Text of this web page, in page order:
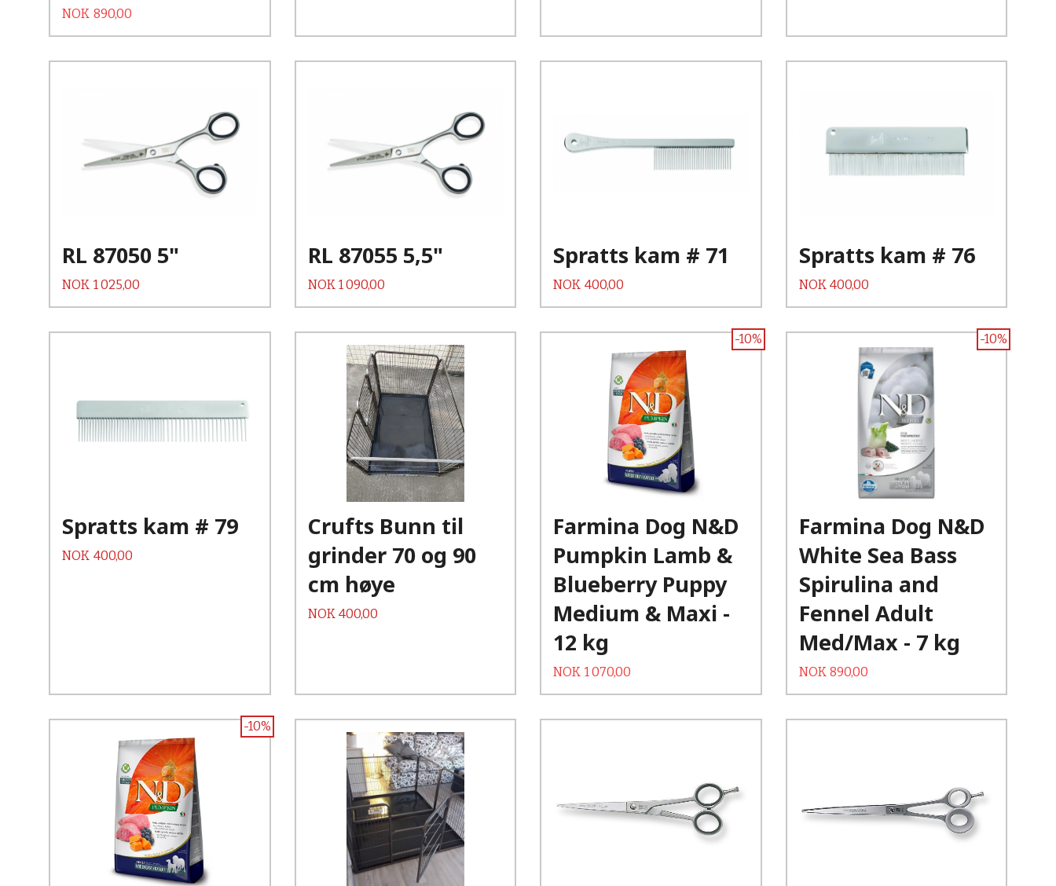
Tilbud
NOK 890,00Rabatt
RL 87050 5"
Pris
NOK 1 025,00
Kjøp
RL 87055 5,5"
Pris
NOK 1 090,00
Kjøp
Spratts kam # 71
Pris
NOK 400,00
Spratts kam # 76
Pris
NOK 400,00
Kjøp
Spratts kam # 79
Pris
NOK 400,00
Crufts Bunn til
grinder 70 og 90
cm høye
Pris
NOK 400,00
Kjøp
Farmina Dog N&D
Pumpkin Lamb &
Blueberry Puppy
Medium & Maxi -
12 kg
Tilbud
NOK 1 070,00Rabatt
-10%
Kjøp
Farmina Dog N&D
White Sea Bass
Spirulina and
Fennel Adult
Med/Max - 7 kg
Tilbud
NOK 890,00
-10%
Kjøp
-10%
Kjøp